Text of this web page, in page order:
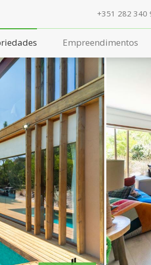
+351 282 340
Empreendimentos